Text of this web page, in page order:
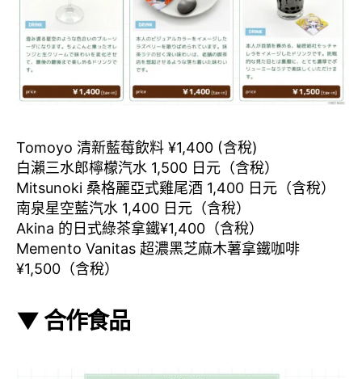
Tomoyo 清新藍莓飲料 ¥1,400 (含稅)
白瀨三水郎檸檬汽水 1,500 日元（含稅）
Mitsunoki 桑格麗亞式雞尾酒 1,400 日元（含稅）
南泉星空藍汽水 1,400 日元（含稅）
Akina 的日式綠茶拿鐵¥1,400（含稅）
Memento Vanitas 超濃黑芝麻木薯拿鐵咖啡
¥1,500（含稅）
▼ 合作食品